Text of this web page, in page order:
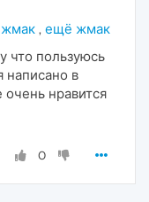
жмак , ещё жмак
что пользуюсь
написано в
очень нравится
0